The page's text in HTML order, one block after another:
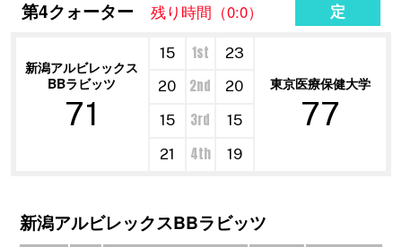
第4クォーター 残り時間（0:0）
定
新潟アルビレックス
BBラビッツ
71
15 1st
23
東京医療保健大学
77
20 2nd
20
15
3rd
15
21
4th 19
新潟アルビレックスBBラビッツ